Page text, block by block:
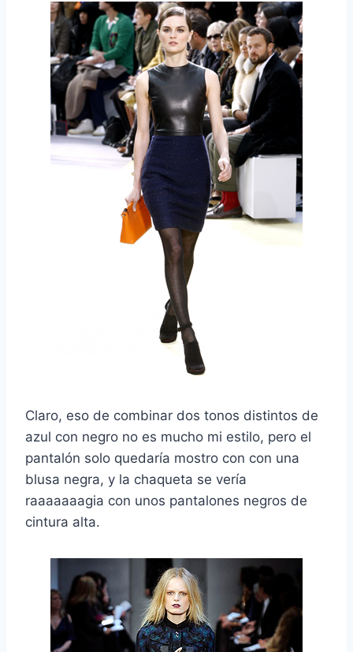
Claro, eso de combinar dos tonos distintos de
azul con negro no es mucho mi estilo, pero el
pantalón solo quedaría mostro con con una
blusa negra, y la chaqueta se vería
raaaaaaagia con unos pantalones negros de
cintura alta.